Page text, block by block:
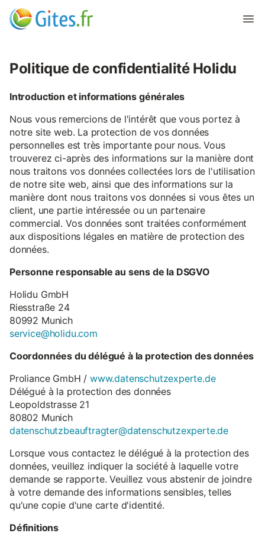
Politique de confidentialité Holidu
Introduction et informations générales
Nous vous remercions de l'intérêt que vous portez à
notre site web. La protection de vos données
personnelles est très importante pour nous. Vous
trouverez ci-après des informations sur la manière dont
nous traitons vos données collectées lors de l'utilisation
de notre site web, ainsi que des informations sur la
manière dont nous traitons vos données si vous êtes un
client, une partie intéressée ou un partenaire
commercial. Vos données sont traitées conformément
aux dispositions légales en matière de protection des
données.
Personne responsable au sens de la DSGVO
Holidu GmbH
Riesstraße 24
80992 Munich
service@holidu.com
Coordonnées du délégué à la protection des données
Proliance GmbH /www.datenschutzexperte.de
Délégué à la protection des données
Leopoldstrasse 21
80802 Munich
datenschutzbeauftragter@datenschutzexperte.de
Lorsque vous contactez le délégué à la protection des
données, veuillez indiquer la société à laquelle votre
demande se rapporte. Veuillez vous abstenir de joindre
à votre demande des informations sensibles, telles
qu'une copie d'une carte d'identité.
Définitions